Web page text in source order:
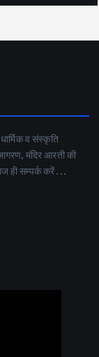
व संस्कृति
मंदिर आरती की
ही सम्पर्क करें . . .